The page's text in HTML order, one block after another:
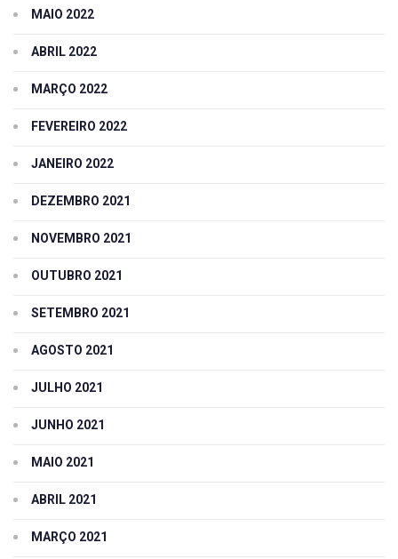
MAIO 2022
ABRIL 2022
MARÇO 2022
FEVEREIRO 2022
JANEIRO 2022
DEZEMBRO 2021
NOVEMBRO 2021
OUTUBRO 2021
SETEMBRO 2021
AGOSTO 2021
JULHO 2021
JUNHO 2021
MAIO 2021
ABRIL 2021
MARÇO 2021